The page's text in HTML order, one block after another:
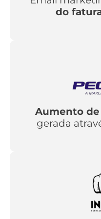
do
Aumento de
gerada